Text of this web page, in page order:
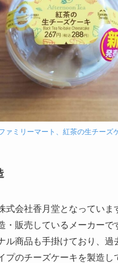
ァミリーマート、紅茶の生チーズ
式会社香月堂となっていま
・販売しているメーカーで
ル商品も手掛けており、過
プのチーズケーキを製造し